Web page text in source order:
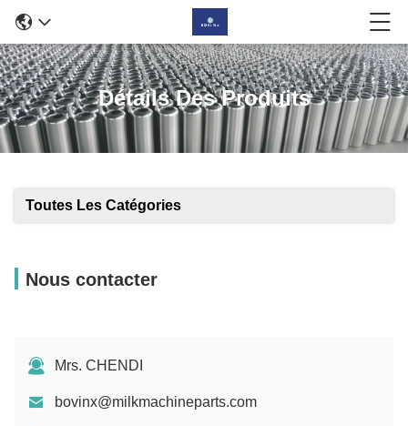
Détails Des Produits
Toutes Les Catégories
Nous contacter
Mrs. CHENDI
bovinx@milkmachineparts.com